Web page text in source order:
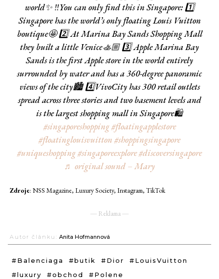
world✨ ‼️You can only find this in Singapore: 1️⃣
Singapore has the world’s only floating Louis Vuitton
boutique🤩 2️⃣ At Marina Bay Sands Shopping Mall
they built a little Venice🚣🏼 3️⃣ Apple Marina Bay
Sands is the first Apple store in the world entirely
surrounded by water and has a 360-degree panoramic
views of the city🏙️ 4️⃣VivoCity has 300 retail outlets
spread across three stories and two basement levels and
is the largest shopping mall in Singapore🛍️
#singaporeshopping#floatingapplestore
#floatinglouisvuitton #shoppingsingapore
#uniqueshopping#singaporeexplore#discoversingapore
♬ original sound – Mary
Zdroje: NSS Magazine, Luxury Society, Instagram, TikTok
― Reklama ―
Autor článku: Anita Hofmannová
#Balenciaga #butik #Dior
#LouisVuitton
#luxury
#obchod #Polene